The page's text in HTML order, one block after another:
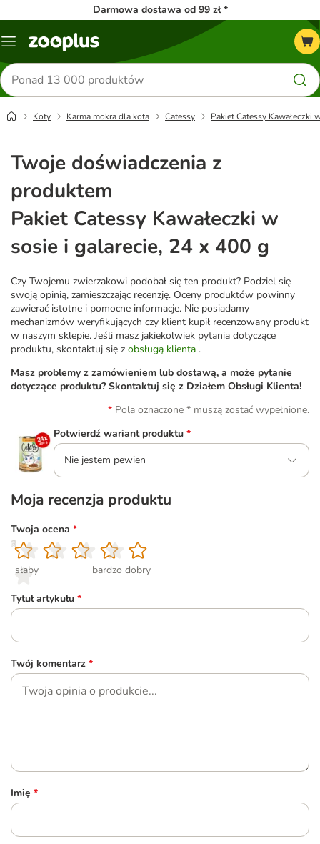
Darmowa dostawa od 99 zł *
Menu
Szukaj
produktów
Koty Karma mokra dla kota Catessy Pakiet Catessy Kawałeczki
Twoje doświadczenia z
produktem
Pakiet Catessy Kawałeczki w
sosie i galarecie, 24 x 400 g
Czy Twojemu zwierzakowi podobał się ten produkt? Podziel się
swoją opinią, zamieszczając recenzję. Oceny produktów powinny
zawierać istotne i pomocne informacje. Nie posiadamy
mechanizmów weryfikujących czy klient kupił recenzowany produkt
w naszym sklepie. Jeśli masz jakiekolwiek pytania dotyczące
produktu, skontaktuj się z obsługą klienta .
Masz problemy z zamówieniem lub dostawą, a może pytanie
dotyczące produktu? Skontaktuj się z Działem Obsługi Klienta!
Pola oznaczone * muszą zostać wypełnione.
Potwierdź wariant produktu *
Nie jestem pewien
Moja recenzja produktu
Twoja ocena *
1
słaby
2
3
4
5
bardzo dobry
Tytuł artykułu *
Twój komentarz *
Imię *